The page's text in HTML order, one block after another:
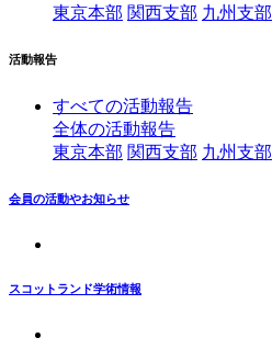
東京本部 関西支部 九州支部
活動報告
すべての活動報告
全体の活動報告
東京本部 関西支部 九州支部
会員の活動やお知らせ
スコットランド学術情報